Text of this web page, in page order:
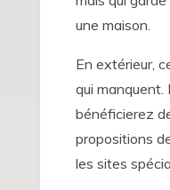
une maison.
En extérieur,
qui manquent.
bénéficierez
propositions
les sites